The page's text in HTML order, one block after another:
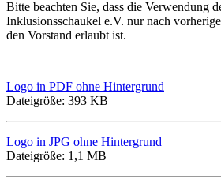
Bitte beachten Sie, dass die Verwendung
Inklusionsschaukel e.V. nur nach
den Vorstand erlaubt ist.
Logo in PDF ohne Hintergrund
Dateigröße: 393 KB
Logo in JPG ohne Hintergrund
Dateigröße: 1,1 MB